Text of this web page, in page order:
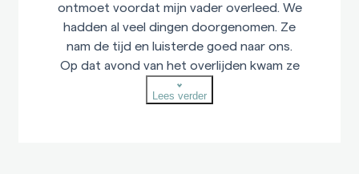
ontmoet voordat mijn vader overleed. We
hadden al veel dingen doorgenomen. Ze
nam de tijd en luisterde goed naar ons.
Op dat avond van het overlijden kwam ze
met haar collega’s om mijn vader te
verzorgen. Dat ging allemaal in alle rust en
Lees verder